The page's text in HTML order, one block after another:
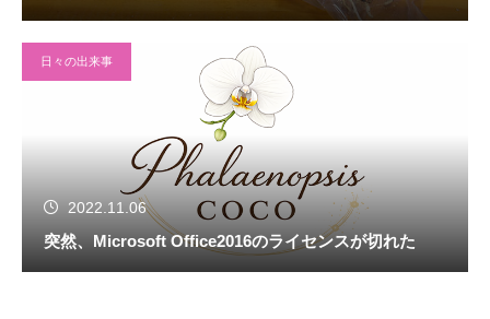
日々の出来事
2022.11.06
突然、Microsoft Office2016のライセンスが切れた